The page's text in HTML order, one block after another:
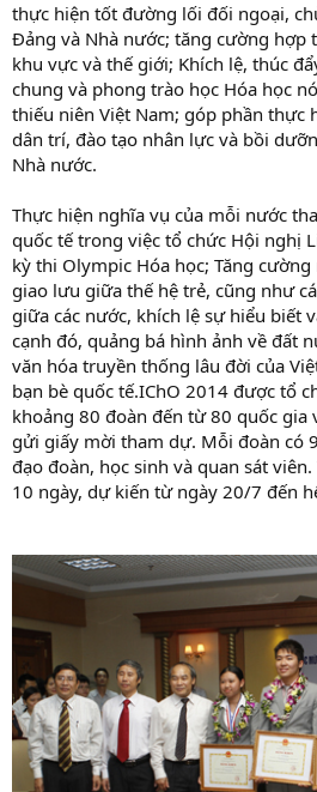
thực hiện tốt đường lối đối ngoại,
Đảng và Nhà nước; tăng cường hợp
khu vực và thế giới; Khích lệ, thúc
chung và phong trào học Hóa học
thiếu niên Việt Nam; góp phần thực
dân trí, đào tạo nhân lực và bồi
Nhà nước.
Thực hiện nghĩa vụ của mỗi nước
quốc tế trong việc tổ chức Hội nghị
kỳ thi Olympic Hóa học; Tăng
giao lưu giữa thế hệ trẻ, cũng như
giữa các nước, khích lệ sự hiểu biết
cạnh đó, quảng bá hình ảnh về đất
văn hóa truyền thống lâu đời của
bạn bè quốc tế.IChO 2014 được tổ
khoảng 80 đoàn đến từ 80 quốc gia
gửi giấy mời tham dự. Mỗi đoàn có
đạo đoàn, học sinh và quan sát
10 ngày, dự kiến từ ngày 20/7 đến